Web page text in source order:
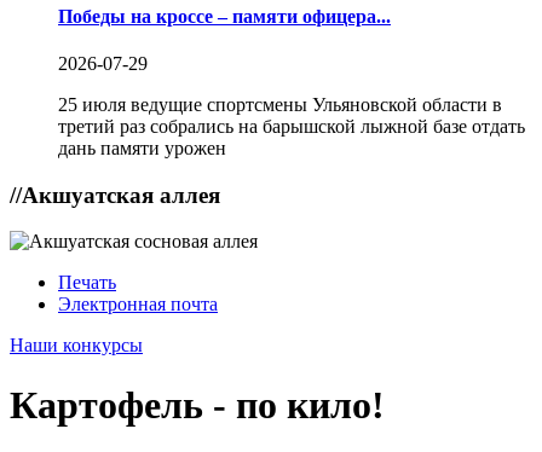
Победы на кроссе – памяти офицера...
2026-07-29
25 июля ведущие спортсмены Ульяновской области в
третий раз собрались на барышской лыжной базе отдать
дань памяти урожен
//Акшуатская аллея
Печать
Электронная почта
Наши конкурсы
Картофель - по кило!